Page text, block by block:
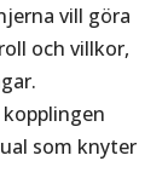
vill göra
och villkor,
kopplingen
som knyter